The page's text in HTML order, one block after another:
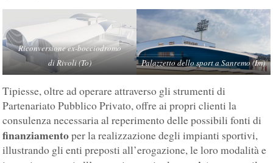
Riconversione ex-bocciodromo
di Rivoli (To)
Palazzetto dello sport a Sanremo (Im)
Tipiesse, oltre ad operare attraverso gli strumenti di
Partenariato Pubblico Privato, offre ai propri clienti la
consulenza necessaria al reperimento delle possibili fonti di
finanziamentoper la realizzazione degli impianti sportivi,
illustrando gli enti preposti all’erogazione, le loro modalità e